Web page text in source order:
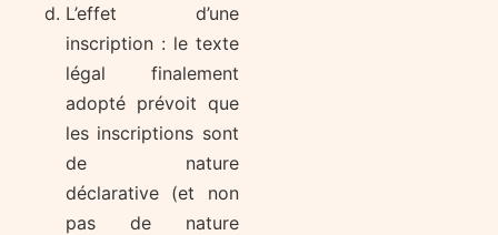
L’effet d’une
inscription : le texte
légal finalement
adopté prévoit que
les inscriptions sont
de nature
déclarative (et non
pas de nature